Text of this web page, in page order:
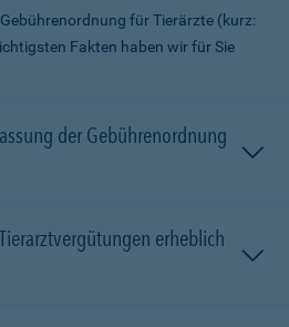
für Tierärzte (kurz:
Fakten haben wir für Sie
der Gebührenordnung
erheblich